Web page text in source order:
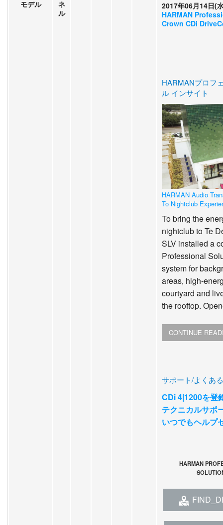
モデル
ネ
ル
2017年06月14日(
HARMAN
Crown CDi
HARMANプロフ
ル インサイト
HARMAN Audio
To Nightclub
To bring the
nightclub to Te
SLV installed a
Professional
system for
areas, high-
courtyard and
the rooftop.
CONTINUE
サポート/よくあ
CDi 4|1200を登
テクニカルサポ
いつでもヘルプ
HARMAN